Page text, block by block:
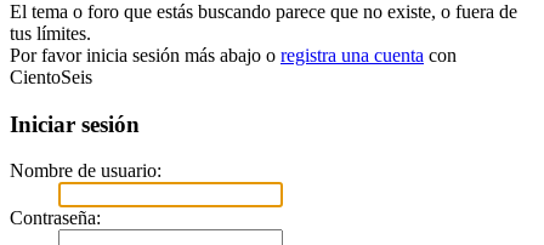
El tema o foro que estás buscando parece que no existe, o fuera de
tus límites.
Por favor inicia sesión más abajo o registra una cuenta con
CientoSeis
Iniciar sesión
Nombre de usuario:
Contraseña: